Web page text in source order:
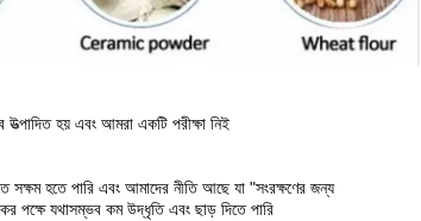
হয় এবং আমরা একটি পরীক্ষা নিই
সক্ষম হতে পারি এবং আমাদের নীতি আছে যা "সংরক্ষণের জন্য
পক্ষে যথাসম্ভব কম উদ্ধৃতি এবং ছাড় দিতে পারি